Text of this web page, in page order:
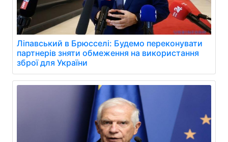
Ліпавський в Брюсселі: Будемо переконувати
партнерів зняти обмеження на використання
зброї для України